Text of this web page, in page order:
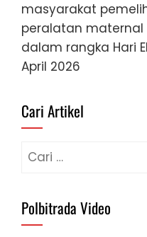
masyarakat
peralatan
dalam rangka Hari
April 2026
Cari Artikel
Cari
Polbitrada Video